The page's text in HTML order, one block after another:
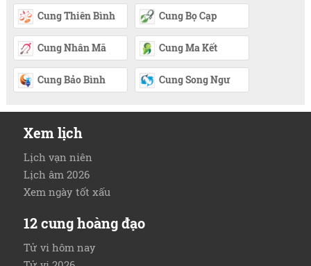
Cung Thiên Bình Cung Bọ Cạp
Cung Nhân Mã Cung Ma Kết
Cung Bảo Bình Cung Song Ngư
Xem lịch
Lịch vạn niên
Lịch âm 2026
Xem ngày tốt xấu
12 cung hoàng đạo
Tử vi hôm nay